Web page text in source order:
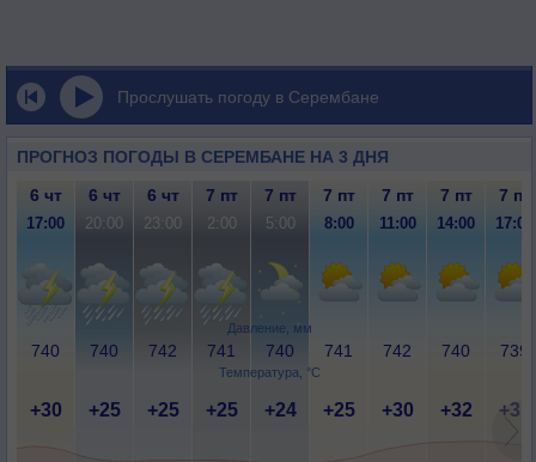
Прослушать погоду в Серембане
ПРОГНОЗ ПОГОДЫ В СЕРЕМБАНЕ НА 3 ДНЯ
Давление, мм
Температура, °C
6 чт 6 чт 6 чт 7 пт 7 пт 7 пт 7 пт 7 пт 7 пт
17:00 20:00 23:00 2:00 5:00 8:00 11:00 14:00 17:00
740 740 742 741 740 741 742 740 739
+30 +25 +25 +25 +24 +25 +30 +32 +31